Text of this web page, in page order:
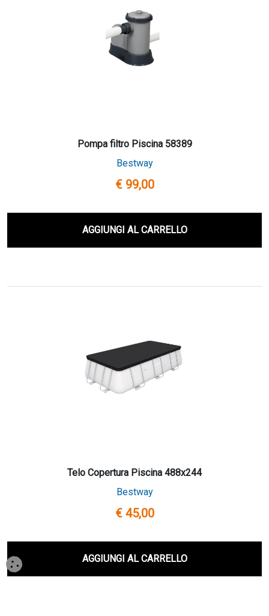
Pompa filtro Piscina 58389
Bestway
€ 99,00
AGGIUNGI AL CARRELLO
Telo Copertura Piscina 488x244
Bestway
€ 45,00
AGGIUNGI AL CARRELLO